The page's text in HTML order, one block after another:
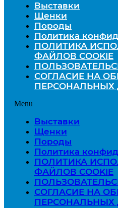
Выставки
Щенки
Породы
Политика
ПОЛИТИКА
ФАЙЛОВ COOKIE
СОГЛАСИЕ НА
Menu
Выставки
Щенки
Породы
Политика
ПОЛИТИКА
ФАЙЛОВ COOKIE
СОГЛАСИЕ НА